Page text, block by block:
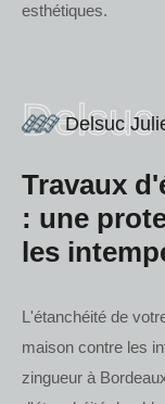
esthétiques.
Delsuc
Delsuc
Travaux
: une
les
L'étanchéité de
maison contre les
zingueur à